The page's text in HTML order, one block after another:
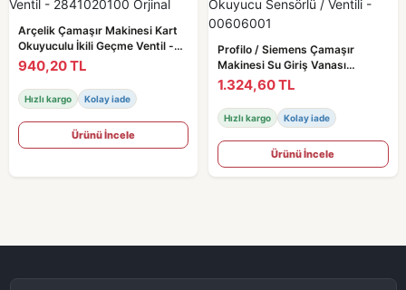
Arçelik Çamaşır Makinesi Kart
Okuyuculu İkili Geçme Ventil -
2841020100 Orjinal
940,20 TL
Hızlı kargo Kolay iade
Ürünü İncele
Profilo / Siemens Çamaşır
Makinesi Su Giriş Vanası
Okuyucu Sensörlü / Ventili -
00606001
1.324,60 TL
Hızlı kargo Kolay iade
Ürünü İncele